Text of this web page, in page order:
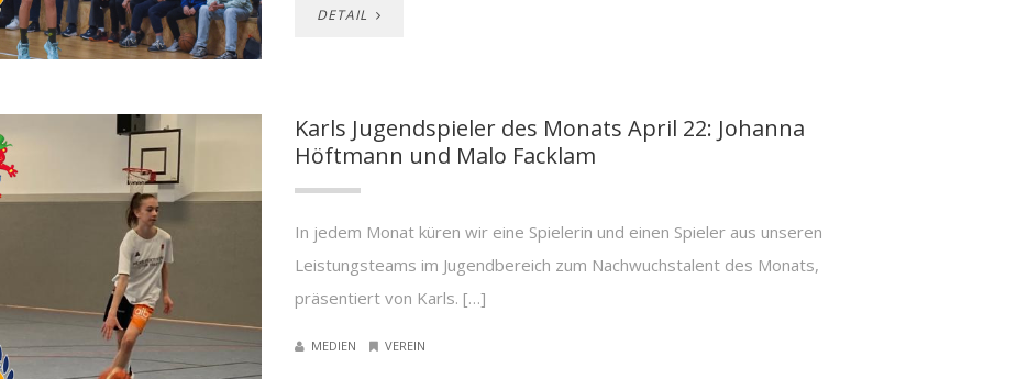
DETAIL
Karls Jugendspieler des Monats April 22: Johanna
Höftmann und Malo Facklam
In jedem Monat küren wir eine Spielerin und einen Spieler aus unseren
Leistungsteams im Jugendbereich zum Nachwuchstalent des Monats,
präsentiert von Karls. […]
MEDIEN VEREIN